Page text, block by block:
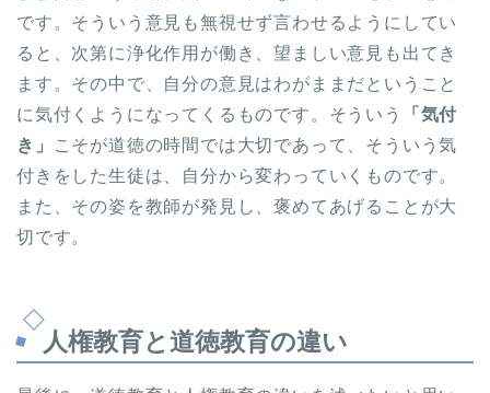
です。そういう意見も無視せず言わせるようにしてい
ると、次第に浄化作用が働き、望ましい意見も出てき
ます。その中で、自分の意見はわがままだということ
に気付くようになってくるものです。そういう
「気付
き」
こそが道徳の時間では大切であって、そういう気
付きをした生徒は、自分から変わっていくものです。
また、その姿を教師が発見し、褒めてあげることが大
切です。
人権教育と道徳教育の違い